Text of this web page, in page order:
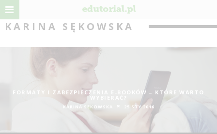
KARINA SĘKOWSKA
FORMATY I ZABEZPIECZENIA E-BOOKÓW – KTÓRE WARTO
KARINA SĘKOWSKA 25 STY 2016